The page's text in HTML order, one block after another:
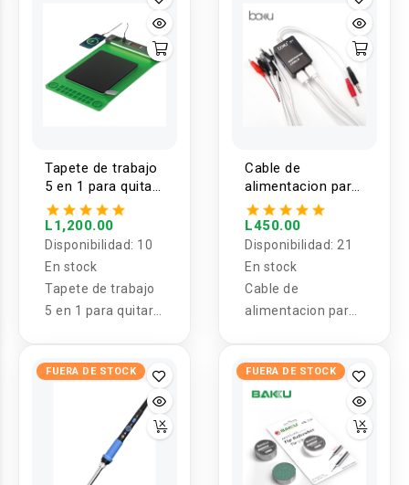
Tapete de trabajo
5 en 1 para quitar
pantallas LCD
BAKU 940 de 16″
L1,200.00
Disponibilidad: 10
En stock
Tapete de trabajo
5 en 1 para quitar
Cable de
alimentacion para
activador de
bateria para
celular BAKU BA-
201
L450.00
Disponibilidad: 21
En stock
Cable de
alimentacion para
celular BAKU BA-
201
FUERA DE STOCK FUERA DE STOCK